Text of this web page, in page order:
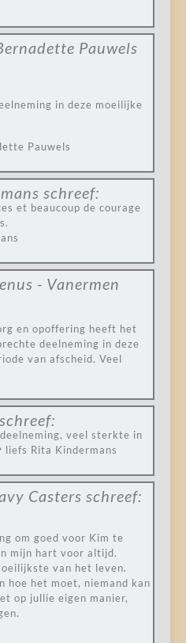
Pauwels
in deze moeilijke
Pauwels
schreef:
et beaucoup de courage
- Vanermen
en opoffering heeft het
deelneming in deze
van afscheid. Veel
schreef:
veel sterkte in
liefs Rita Kindermans
Casters schreef:
om goed voor Kim te
mijn hart voor altijd.
van het leven.
hoe het moet, niemand kan
op jullie eigen manier,